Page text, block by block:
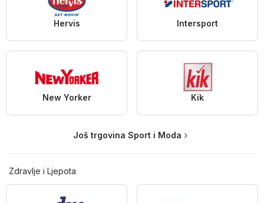
Hervis Intersport
New Yorker Kik
Još trgovina Sport i Moda
Zdravlje i Ljepota